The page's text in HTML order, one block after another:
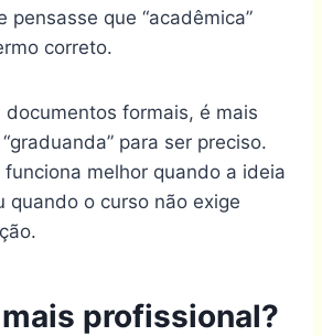
pensasse que “acadêmica”
correto.
formais, é mais
para ser preciso.
funciona melhor quando a ideia
quando o curso não exige
profissional?